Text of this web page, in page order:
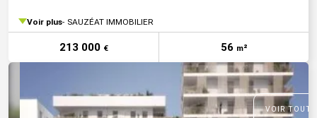
Voir plus SAUZÉAT IMMOBILIER
213 000 € 56 m²
VOIR